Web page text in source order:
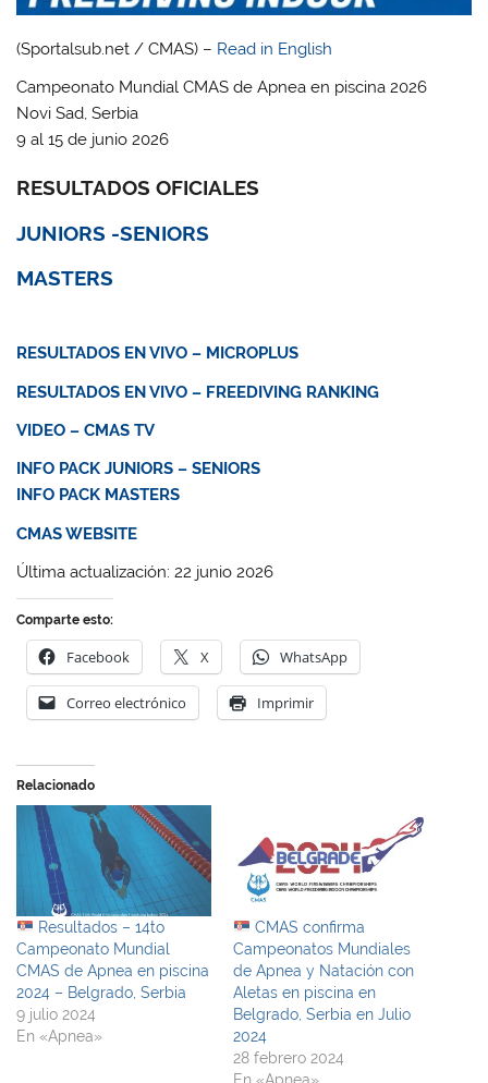
(Sportalsub.net / CMAS) – Read in English
Campeonato Mundial CMAS de Apnea en piscina 2026
Novi Sad, Serbia
9 al 15 de junio 2026
RESULTADOS OFICIALES
JUNIORS -SENIORS
MASTERS
RESULTADOS EN VIVO – MICROPLUS
RESULTADOS EN VIVO – FREEDIVING RANKING
VIDEO – CMAS TV
INFO PACK JUNIORS – SENIORS
INFO PACK MASTERS
CMAS WEBSITE
Última actualización: 22 junio 2026
Comparte esto:
Facebook X WhatsApp
Correo electrónico Imprimir
Relacionado
Resultados – 14to
Campeonato Mundial
CMAS de Apnea en piscina
2024 – Belgrado, Serbia
9 julio 2024
En «Apnea»
CMAS confirma
Campeonatos Mundiales
de Apnea y Natación con
Aletas en piscina en
Belgrado, Serbia en Julio
2024
28 febrero 2024